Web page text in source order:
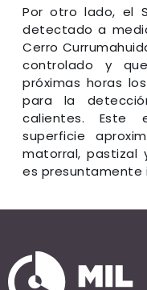
Por otro lado, el
detectado a
Cerro
controlado y
próximas horas
para la
calientes. Este
superficie
matorral, pastizal
es presuntamente